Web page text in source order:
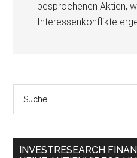
besprochenen Aktien,
Interessenkonflikte
INVESTRESEARCH